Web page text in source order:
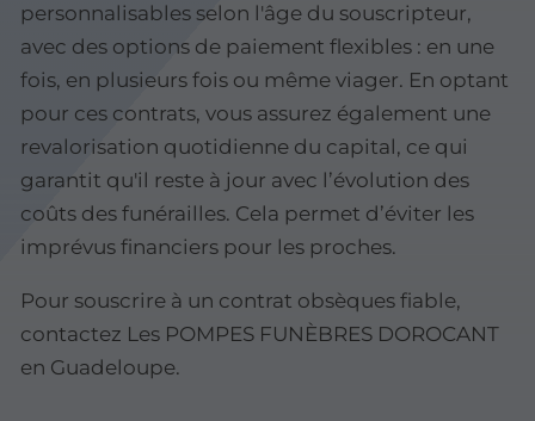
personnalisables selon l'âge du souscripteur,
avec des options de paiement flexibles : en une
fois, en plusieurs fois ou même viager. En optant
pour ces contrats, vous assurez également une
revalorisation quotidienne du capital, ce qui
garantit qu'il reste à jour avec l’évolution des
coûts des funérailles. Cela permet d’éviter les
imprévus financiers pour les proches.
Pour souscrire à un contrat obsèques fiable,
contactez Les POMPES FUNÈBRES DOROCANT
en Guadeloupe.